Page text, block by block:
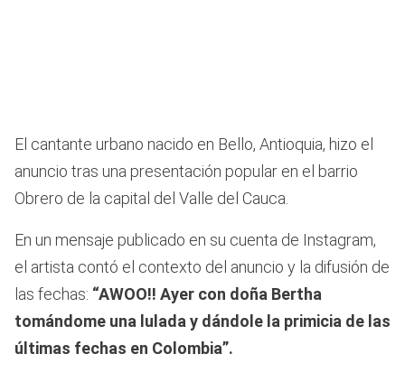
El cantante urbano nacido en Bello, Antioquia, hizo el
anuncio tras una presentación popular en el barrio
Obrero de la capital del Valle del Cauca.
En un mensaje publicado en su cuenta de Instagram,
el artista contó el contexto del anuncio y la difusión de
las fechas: “AWOO!! Ayer con doña Bertha
tomándome una lulada y dándole la primicia de las
últimas fechas en Colombia”.